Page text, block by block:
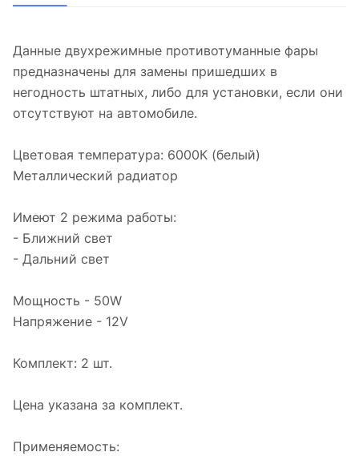
Данные двухрежимные противотуманные фары
предназначены для замены пришедших в
негодность штатных, либо для установки, если они
отсутствуют на автомобиле.
Цветовая температура: 6000К (белый)
Металлический радиатор
Имеют 2 режима работы:
- Ближний свет
- Дальний свет
Мощность - 50W
Напряжение - 12V
Комплект: 2 шт.
Цена указана за комплект.
Применяемость: